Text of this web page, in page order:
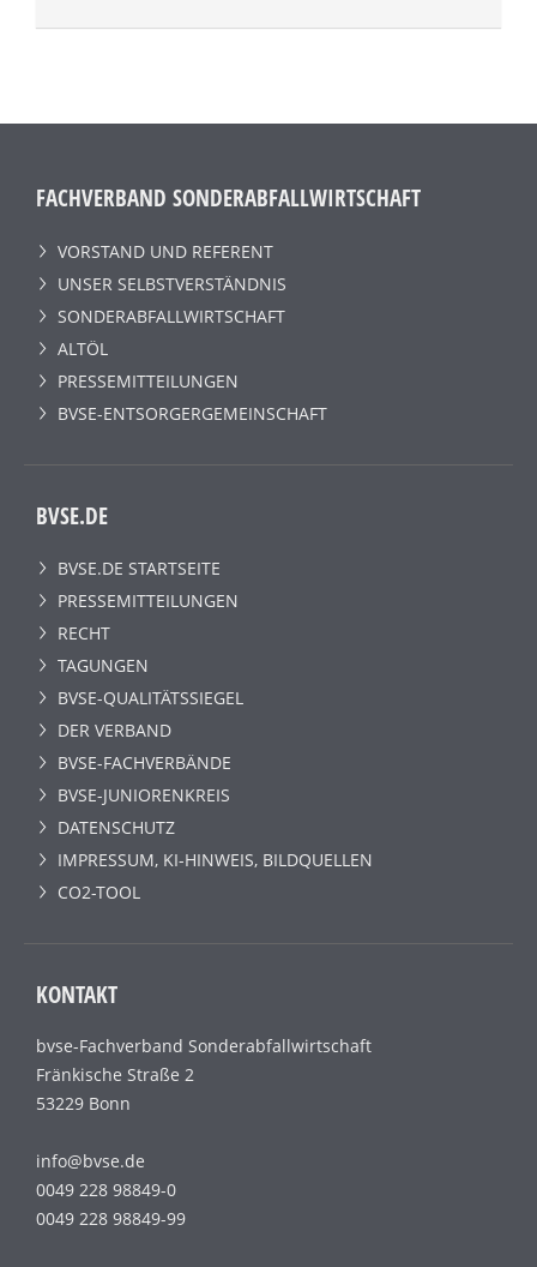
FACHVERBAND SONDERABFALLWIRTSCHAFT
VORSTAND UND REFERENT
UNSER SELBSTVERSTÄNDNIS
SONDERABFALLWIRTSCHAFT
ALTÖL
PRESSEMITTEILUNGEN
BVSE-ENTSORGERGEMEINSCHAFT
BVSE.DE
BVSE.DE STARTSEITE
PRESSEMITTEILUNGEN
RECHT
TAGUNGEN
BVSE-QUALITÄTSSIEGEL
DER VERBAND
BVSE-FACHVERBÄNDE
BVSE-JUNIORENKREIS
DATENSCHUTZ
IMPRESSUM, KI-HINWEIS, BILDQUELLEN
CO2-TOOL
KONTAKT
bvse-Fachverband Sonderabfallwirtschaft
Fränkische Straße 2
53229 Bonn
info@bvse.de
0049 228 98849-0
0049 228 98849-99